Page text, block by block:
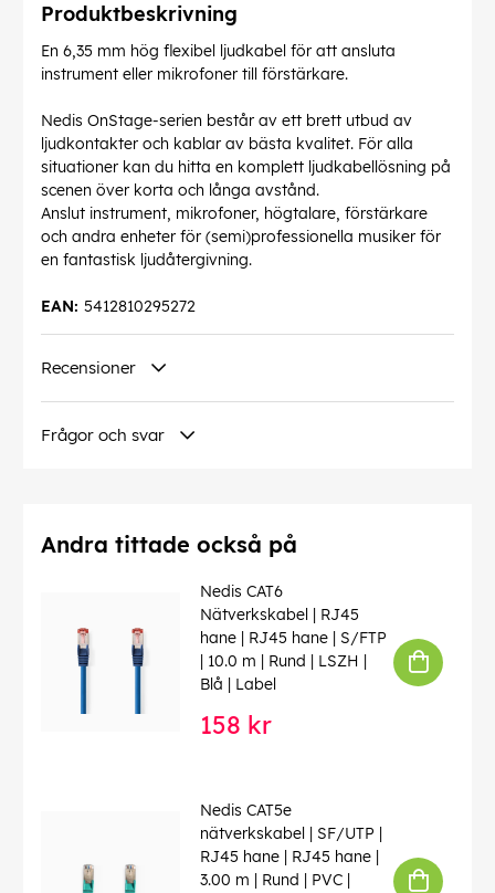
Produktbeskrivning
En 6,35 mm hög flexibel ljudkabel för att ansluta
instrument eller mikrofoner till förstärkare.
Nedis OnStage-serien består av ett brett utbud av
ljudkontakter och kablar av bästa kvalitet. För alla
situationer kan du hitta en komplett ljudkabellösning på
scenen över korta och långa avstånd.
Anslut instrument, mikrofoner, högtalare, förstärkare
och andra enheter för (semi)professionella musiker för
en fantastisk ljudåtergivning.
5412810295272
EAN:
Recensioner
Frågor och svar
Andra tittade också på
Nedis CAT6
Nätverkskabel | RJ45
hane | RJ45 hane | S/FTP
| 10.0 m | Rund | LSZH |
Blå | Label
158 kr
Nedis CAT5e
nätverkskabel | SF/UTP |
RJ45 hane | RJ45 hane |
3.00 m | Rund | PVC |